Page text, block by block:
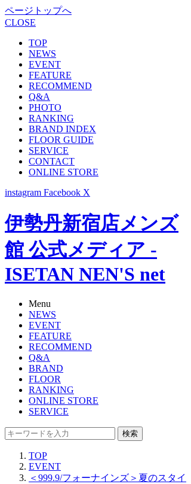
ページトップへ
CLOSE
TOP
NEWS
EVENT
FEATURE
RECOMMEND
Q&A
PHOTO
RANKING
BRAND INDEX
FLOOR GUIDE
SERVICE
CONTACT
ONLINE STORE
instagram Facebook X
伊勢丹新宿店メンズ
館 公式メディア -
ISETAN NEN'S net
Menu
NEWS
EVENT
FEATURE
RECOMMEND
Q&A
BRAND
FLOOR
RANKING
ONLINE STORE
SERVICE
検索
TOP
EVENT
＜999.9/フォーナインズ＞夏のスタイ